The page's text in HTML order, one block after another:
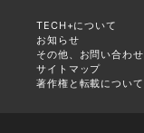
TECH+について
お知らせ
その他、お問い合わせ
サイトマップ
著作権と転載について